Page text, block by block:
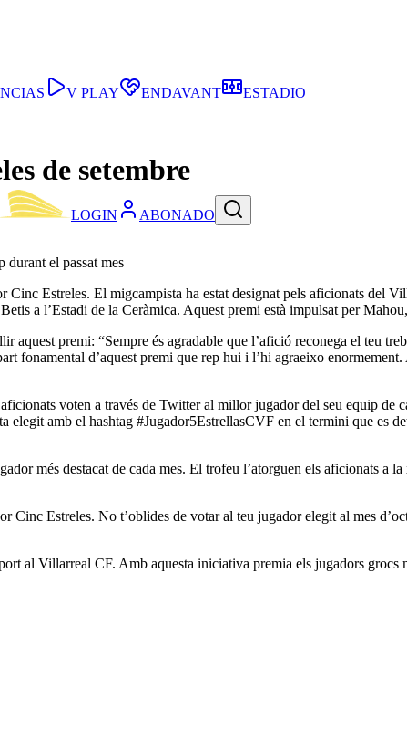
LOGIN ABONADO
V PLAY ENDAVANT ESTADIO
de setembre
el passat mes
Cinc Estreles. El migcampista ha estat designat pels aficionats del
a l’Estadi de la Ceràmica. Aquest premi està impulsat per
aquest premi: “Sempre és agradable que l’afició reconega el teu
fonamental d’aquest premi que rep hui i l’hi agraeixo
voten a través de Twitter al millor jugador del seu equip de
amb el hashtag #Jugador5EstrellasCVF en el termini que es
més destacat de cada mes. El trofeu l’atorguen els aficionats
Cinc Estreles. No t’oblides de votar al teu jugador elegit al mes
al Villarreal CF. Amb aquesta iniciativa premia els jugadors grocs